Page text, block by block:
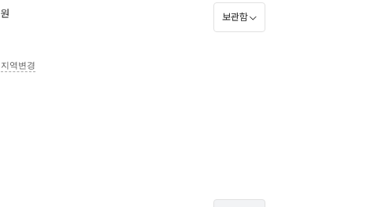
원
지역변경
보관함